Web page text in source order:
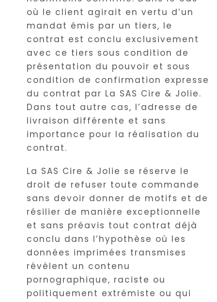
où le client agirait en vertu d’un
mandat émis par un tiers, le
contrat est conclu exclusivement
avec ce tiers sous condition de
présentation du pouvoir et sous
condition de confirmation expresse
du contrat par La SAS Cire & Jolie.
Dans tout autre cas, l’adresse de
livraison différente et sans
importance pour la réalisation du
contrat.
La SAS Cire & Jolie se réserve le
droit de refuser toute commande
sans devoir donner de motifs et de
résilier de manière exceptionnelle
et sans préavis tout contrat déjà
conclu dans l’hypothèse où les
données imprimées transmises
révèlent un contenu
pornographique, raciste ou
politiquement extrémiste ou qui